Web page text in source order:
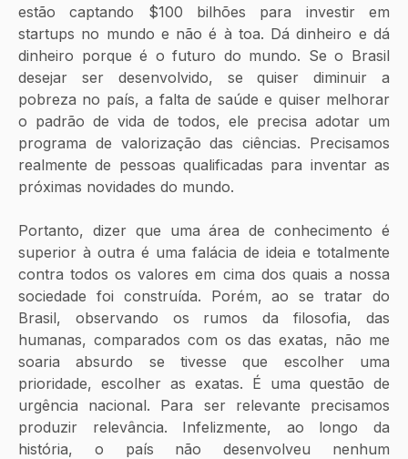
estão captando $100 bilhões para investir em
startups no mundo e não é à toa. Dá dinheiro e dá
dinheiro porque é o futuro do mundo. Se o Brasil
desejar ser desenvolvido, se quiser diminuir a
pobreza no país, a falta de saúde e quiser melhorar
o padrão de vida de todos, ele precisa adotar um
programa de valorização das ciências. Precisamos
realmente de pessoas qualificadas para inventar as
próximas novidades do mundo.
Portanto, dizer que uma área de conhecimento é
superior à outra é uma falácia de ideia e totalmente
contra todos os valores em cima dos quais a nossa
sociedade foi construída. Porém, ao se tratar do
Brasil, observando os rumos da filosofia, das
humanas, comparados com os das exatas, não me
soaria absurdo se tivesse que escolher uma
prioridade, escolher as exatas. É uma questão de
urgência nacional. Para ser relevante precisamos
produzir relevância. Infelizmente, ao longo da
história, o país não desenvolveu nenhum